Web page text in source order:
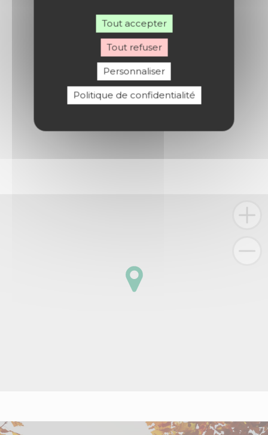
Tout accepter
Tout refuser
Personnaliser
Politique de confidentialité